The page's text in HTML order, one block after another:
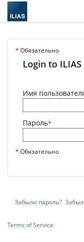
* Обязательно
Login to ILIAS
Имя
Пароль*
* Обязательно
Забыли пароль?
Terms of Service